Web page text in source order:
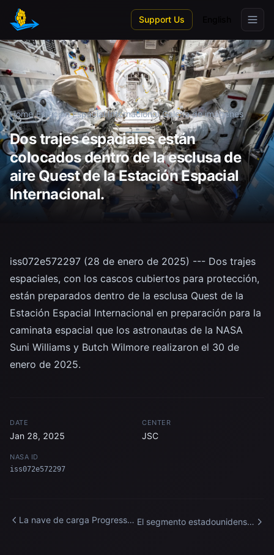
Skip to main content
Support Us
Home/Estación Espacial Internacional/Galería de imágenes
Dos trajes espaciales están
colocados dentro de la esclusa de
aire Quest de la Estación Espacial
Internacional.
iss072e572297 (28 de enero de 2025) --- Dos trajes
espaciales, con los cascos cubiertos para protección,
están preparados dentro de la esclusa Quest de la
Estación Espacial Internacional en preparación para la
caminata espacial que los astronautas de la NASA
Suni Williams y Butch Wilmore realizaron el 30 de
enero de 2025.
DATE
Jan 28, 2025
CENTER
JSC
NASA ID
iss072e572297
La nave de carga Progress
El segmento estadounidense